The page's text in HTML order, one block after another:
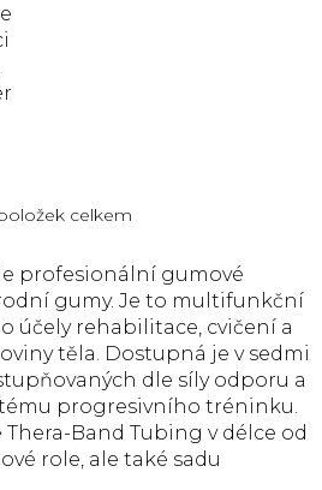
O
l
á
d
a
c
í
p
r
v
k
celkem
profesionální gumové
gumy. Je to multifunkční
účely rehabilitace, cvičení a
těla. Dostupná je v sedmi
dle síly odporu a
progresivního tréninku.
Band Tubing v délce od
role, ale také sadu